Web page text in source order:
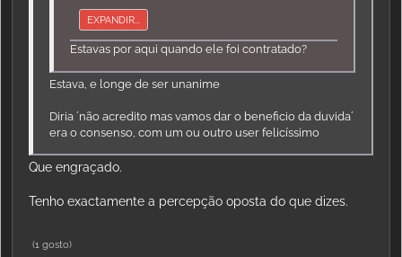
EXPANDIR...
Estavas por aqui quando ele foi contratado?
Estava, e longe de ser unanime
Diria ´não acredito mas vamos dar o beneficio da duvida´
era o consenso, com um ou outro user felicíssimo
Que engraçado.
Tenho exactamente a percepção oposta do que dizes.
(1 gosto)